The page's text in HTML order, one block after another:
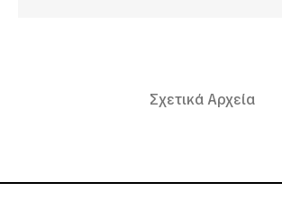
Σχετικά Αρχεία